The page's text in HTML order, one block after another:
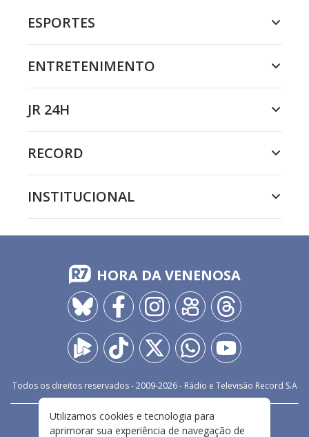
ESPORTES
ENTRETENIMENTO
JR 24H
RECORD
INSTITUCIONAL
HORA DA VENENOSA
Todos os direitos reservados - 2009-2026- Rádio e Televisão Record S.A
FALE CONOSCO
PRIVACIDADE
Utilizamos cookies e tecnologia para
aprimorar sua experiência de navegação de